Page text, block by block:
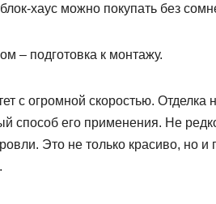
хаус можно покупать без
– подготовка к монтажу.
с огромной скоростью.
способ его применения. Не
Это не только красиво, но